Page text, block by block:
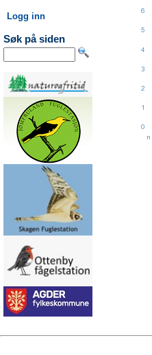
Logg inn
Søk på siden